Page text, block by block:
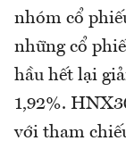
nhóm cổ
những cổ
hầu hết lại
1,92%.
với tham